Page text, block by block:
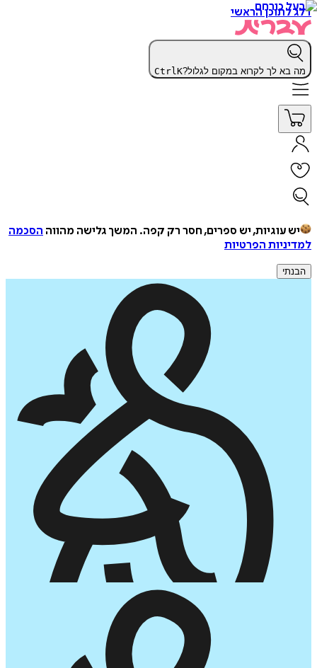
דלג לתוכן הראשי
מה בא לך לקרוא במקום לגלול? CtrlK
יש עוגיות, יש ספרים, חסר רק קפה. המשך גלישה מהווה הסכמה
למדיניות הפרטיות
הבנתי